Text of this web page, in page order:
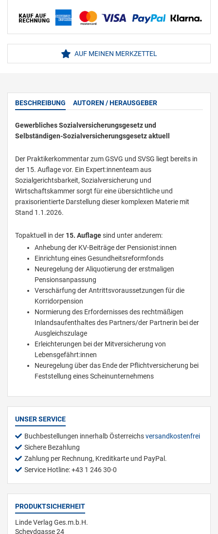
AUF MEINEN MERKZETTEL
BESCHREIBUNG AUTOREN / HERAUSGEBER
Gewerbliches Sozialversicherungsgesetz und
Selbständigen-Sozialversicherungsgesetz aktuell
Der Praktikerkommentar zum GSVG und SVSG liegt bereits in
der 15. Auflage vor. Ein Expert:innenteam aus
Sozialgerichtsbarkeit, Sozialversicherung und
Wirtschaftskammer sorgt für eine übersichtliche und
praxisorientierte Darstellung dieser komplexen Materie mit
Stand 1.1.2026.
Topaktuell in der 15. Auflagesind unter anderem:
Anhebung der KV-Beiträge der Pensionist:innen
Einrichtung eines Gesundheitsreformfonds
Neuregelung der Aliquotierung der erstmaligen
Pensionsanpassung
Verschärfung der Antrittsvoraussetzungen für die
Korridorpension
Normierung des Erfordernisses des rechtmäßigen
Inlandsaufenthaltes des Partners/der Partnerin bei der
Ausgleichszulage
Erleichterungen bei der Mitversicherung von
Lebensgefährt:innen
Neuregelung über das Ende der Pflichtversicherung bei
Feststellung eines Scheinunternehmens
UNSER SERVICE
Buchbestellungen innerhalb Österreichsversandkostenfrei
Sichere Bezahlung
Zahlung per Rechnung, Kreditkarte und PayPal.
Service Hotline: +43 1 246 30-0
PRODUKTSICHERHEIT
Linde Verlag Ges.m.b.H.
Scheydgasse 24